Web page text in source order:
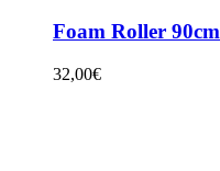
Foam Roller 90cm
32,00€